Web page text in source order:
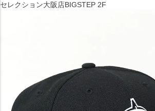
セレクション大阪店BIGSTEP 2F
SHOP